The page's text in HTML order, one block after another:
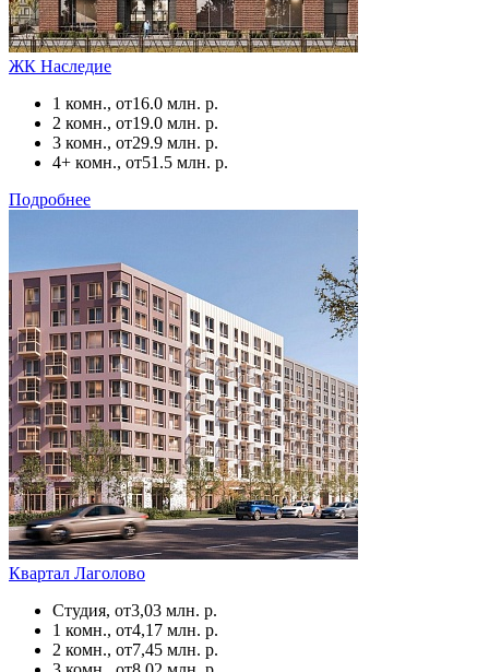
ЖК Наследие
1 комн., от16.0 млн. р.
2 комн., от19.0 млн. р.
3 комн., от29.9 млн. р.
4+ комн., от51.5 млн. р.
Подробнее
Квартал Лаголово
Студия, от3,03 млн. р.
1 комн., от4,17 млн. р.
2 комн., от7,45 млн. р.